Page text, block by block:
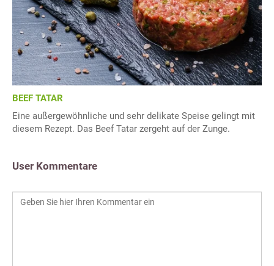
BEEF TATAR
Eine außergewöhnliche und sehr delikate Speise gelingt mit
diesem Rezept. Das Beef Tatar zergeht auf der Zunge.
User Kommentare